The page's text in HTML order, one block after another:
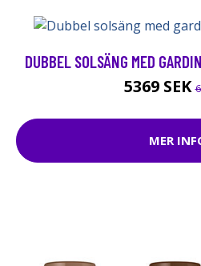
DUBBEL SOLSÄNG MED
5369 SEK
MER